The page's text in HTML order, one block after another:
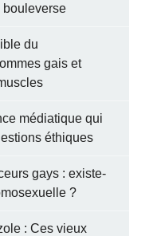
bouleverse
du
gais et
médiatique qui
éthiques
gays : existe-
?
: Ces vieux